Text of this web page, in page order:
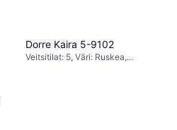
Dorre Kaira 5-9102
Veitsitilat: 5, Väri: Ruskea,